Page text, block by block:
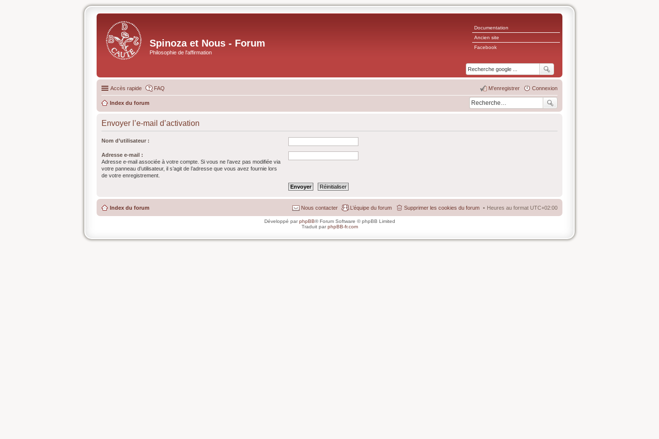
Spinoza et Nous - Forum
Philosophie de l'affirmation
Documentation
Ancien site
Facebook
Accès rapide FAQ Connexion
M’enregistrer
Index du forum
Envoyer l’e-mail d’activation
Nom d’utilisateur :
Adresse e-mail :
Adresse e-mail associée à votre compte. Si vous ne l’avez pas modifiée via
votre panneau d’utilisateur, il s’agit de l’adresse que vous avez fournie lors
de votre enregistrement.
Index du forum Heures au format UTC+02:00
Supprimer les cookies du forum
L’équipe du forum
Nous contacter
Développé parphpBB® Forum Software © phpBB Limited
Traduit parphpBB-fr.com